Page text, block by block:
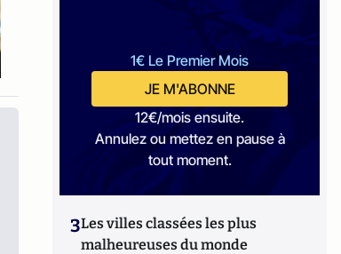
1€ Le Premier Mois
JE M'ABONNE
12€/mois ensuite.
Annulez ou mettez en pause à
tout moment.
3Les villes classées les plus
malheureuses du monde